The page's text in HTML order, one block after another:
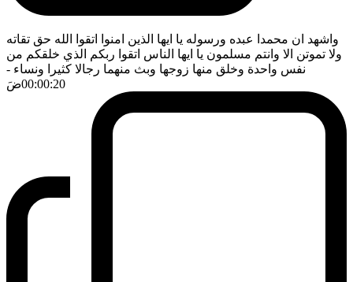
واشهد ان محمدا عبده ورسوله يا ايها الذين امنوا اتقوا الله حق تقاته
ولا تموتن الا وانتم مسلمون يا ايها الناس اتقوا ربكم الذي خلقكم من
نفس واحدة وخلق منها زوجها وبث منهما رجالا كثيرا ونساء -
00:00:20ضَ